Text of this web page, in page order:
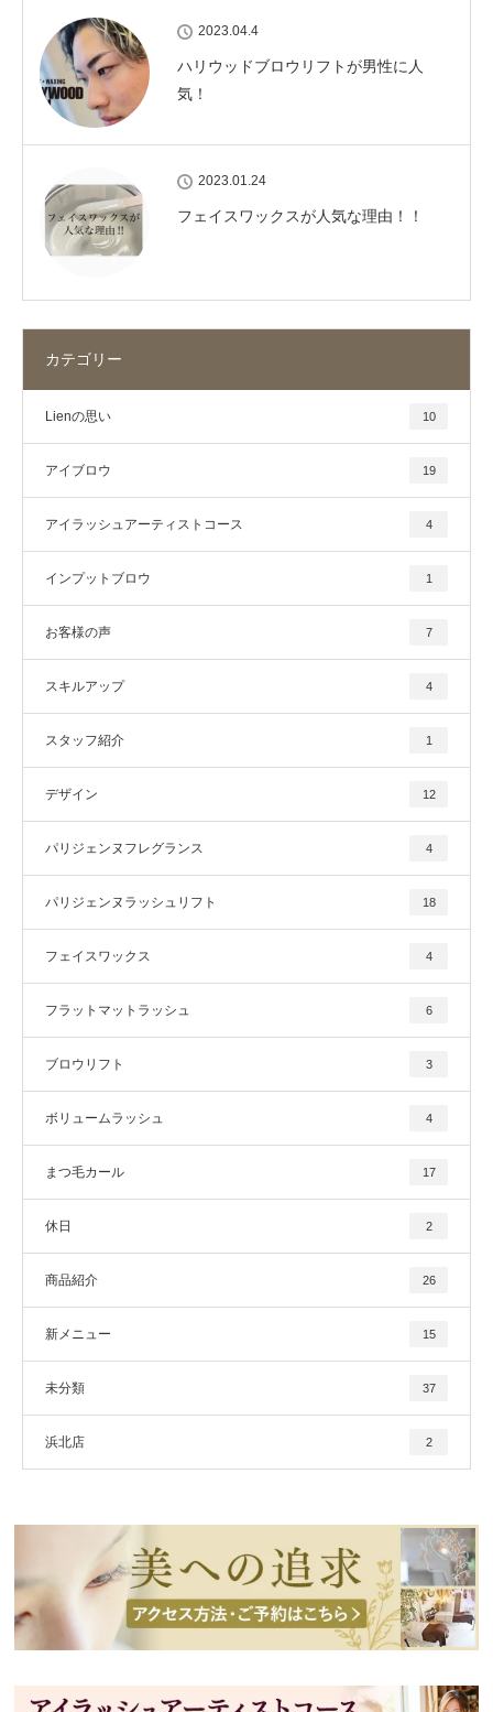
2023.04.4
ハリウッドブロウリフトが男性に人
気！
2023.01.24
フェイスワックスが人気な理由！！
カテゴリー
Lienの思い 10
アイブロウ 19
アイラッシュアーティストコース 4
インプットブロウ 1
お客様の声 7
スキルアップ 4
スタッフ紹介 1
デザイン 12
パリジェンヌフレグランス 4
パリジェンヌラッシュリフト 18
フェイスワックス 4
フラットマットラッシュ 6
ブロウリフト 3
ボリュームラッシュ 4
まつ毛カール 17
休日 2
商品紹介 26
新メニュー 15
未分類 37
浜北店 2